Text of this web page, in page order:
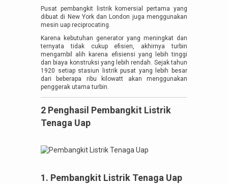
Pusat pembangkit listrik komersial pertama yang
dibuat di New York dan London juga menggunakan
mesin uap reciprocating.
Karena kebutuhan generator yang meningkat dan
ternyata tidak cukup efisien, akhirnya turbin
mengambil alih karena efisiensi yang lebih tinggi
dan biaya konstruksi yang lebih rendah. Sejak tahun
1920 setiap stasiun listrik pusat yang lebih besar
dari beberapa ribu kilowatt akan menggunakan
penggerak utama turbin.
2 Penghasil Pembangkit Listrik
Tenaga Uap
1. Pembangkit Listrik Tenaga Uap